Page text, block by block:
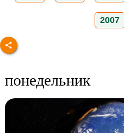
2007
понедельник